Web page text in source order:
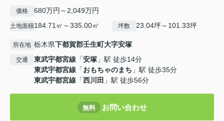
価格 680万円～2,049万円
土地面積184.71㎡～335.00㎡ 坪数 23.04坪～101.33坪
所在地 栃木県下都賀郡壬生町大字安塚
交通 東武宇都宮線 「安塚 」駅 徒歩14分
東武宇都宮線 「おもちゃのまち 」駅 徒歩35分
東武宇都宮線 「西川田 」駅 徒歩56分
無料 お問い合わせ